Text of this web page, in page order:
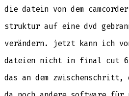
die datein von dem
struktur auf eine dvd
verändern. jetzt kann ich
dateien nicht in final cut
das an dem